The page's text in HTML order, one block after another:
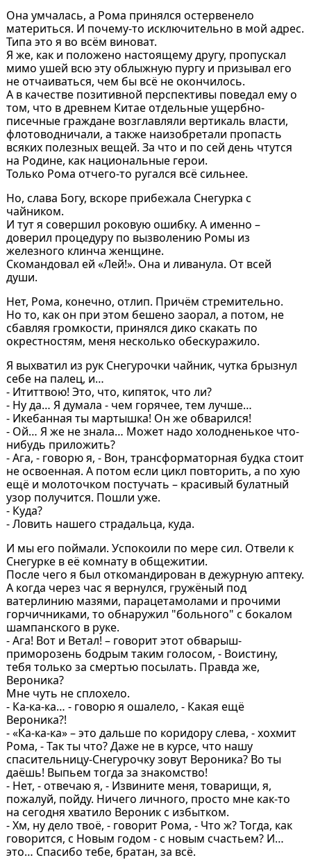
Она умчалась, а Рома принялся остервенело
материться. И почему-то исключительно в мой адрес.
Типа это я во всём виноват.
Я же, как и положено настоящему другу, пропускал
мимо ушей всю эту облыжную пургу и призывал его
не отчаиваться, чем бы всё не окончилось.
А в качестве позитивной перспективы поведал ему о
том, что в древнем Китае отдельные ущербно-
писечные граждане возглавляли вертикаль власти,
флотоводничали, а также наизобретали пропасть
всяких полезных вещей. За что и по сей день чтутся
на Родине, как национальные герои.
Только Рома отчего-то ругался всё сильнее.
Но, слава Богу, вскоре прибежала Снегурка с
чайником.
И тут я совершил роковую ошибку. А именно –
доверил процедуру по вызволению Ромы из
железного клинча женщине.
Скомандовал ей «Лей!». Она и ливанула. От всей
души.
Нет, Рома, конечно, отлип. Причём стремительно.
Но то, как он при этом бешено заорал, а потом, не
сбавляя громкости, принялся дико скакать по
окрестностям, меня несколько обескуражило.
Я выхватил из рук Снегурочки чайник, чутка брызнул
себе на палец, и…
- Ититтвою! Это, что, кипяток, что ли?
- Ну да… Я думала - чем горячее, тем лучше…
- Икебанная ты мартышка! Он же обварился!
- Ой… Я же не знала… Может надо холодненькое что-
нибудь приложить?
- Ага, - говорю я, - Вон, трансформаторная будка стоит
не освоенная. А потом если цикл повторить, а по хую
ещё и молоточком постучать – красивый булатный
узор получится. Пошли уже.
- Куда?
- Ловить нашего страдальца, куда.
И мы его поймали. Успокоили по мере сил. Отвели к
Снегурке в её комнату в общежитии.
После чего я был откомандирован в дежурную аптеку.
А когда через час я вернулся, гружёный под
ватерлинию мазями, парацетамолами и прочими
горчичниками, то обнаружил "больного" с бокалом
шампанского в руке.
- Ага! Вот и Ветал! – говорит этот обварыш-
приморозень бодрым таким голосом, - Воистину,
тебя только за смертью посылать. Правда же,
Вероника?
Мне чуть не сплохело.
- Ка-ка-ка… - говорю я ошалело, - Какая ещё
Вероника?!
- «Ка-ка-ка» – это дальше по коридору слева, - хохмит
Рома, - Так ты что? Даже не в курсе, что нашу
спасительницу-Снегурочку зовут Вероника? Во ты
даёшь! Выпьем тогда за знакомство!
- Нет, - отвечаю я, - Извините меня, товарищи, я,
пожалуй, пойду. Ничего личного, просто мне как-то
на сегодня хватило Вероник с избытком.
- Хм, ну дело твоё, - говорит Рома, - Что ж? Тогда, как
говорится, с Новым годом - с новым счастьем? И…
это… Спасибо тебе, братан, за всё.